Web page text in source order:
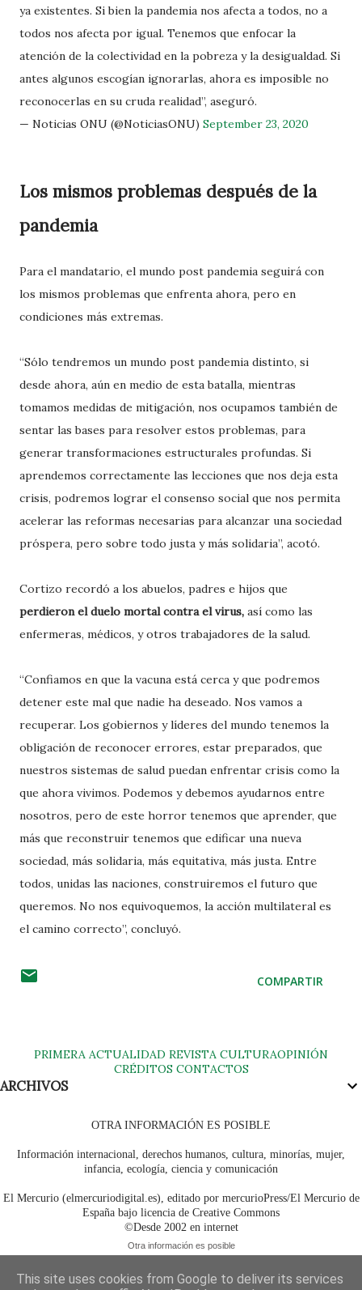
ya existentes. Si bien la pandemia nos afecta a todos, no a
todos nos afecta por igual. Tenemos que enfocar la
atención de la colectividad en la pobreza y la desigualdad. Si
antes algunos escogían ignorarlas, ahora es imposible no
reconocerlas en su cruda realidad”, aseguró.
— Noticias ONU (@NoticiasONU) September 23, 2020
Los mismos problemas después de la
pandemia
Para el mandatario, el mundo post pandemia seguirá con
los mismos problemas que enfrenta ahora, pero en
condiciones más extremas.
“Sólo tendremos un mundo post pandemia distinto, si
desde ahora, aún en medio de esta batalla, mientras
tomamos medidas de mitigación, nos ocupamos también de
sentar las bases para resolver estos problemas, para
generar transformaciones estructurales profundas. Si
aprendemos correctamente las lecciones que nos deja esta
crisis, podremos lograr el consenso social que nos permita
acelerar las reformas necesarias para alcanzar una sociedad
próspera, pero sobre todo justa y más solidaria”, acotó.
Cortizo recordó a los abuelos, padres e hijos que
perdieron el duelo mortal contra el virus, así como las
enfermeras, médicos, y otros trabajadores de la salud.
“Confiamos en que la vacuna está cerca y que podremos
detener este mal que nadie ha deseado. Nos vamos a
recuperar. Los gobiernos y líderes del mundo tenemos la
obligación de reconocer errores, estar preparados, que
nuestros sistemas de salud puedan enfrentar crisis como la
que ahora vivimos. Podemos y debemos ayudarnos entre
nosotros, pero de este horror tenemos que aprender, que
más que reconstruir tenemos que edificar una nueva
sociedad, más solidaria, más equitativa, más justa. Entre
todos, unidas las naciones, construiremos el futuro que
queremos. No nos equivoquemos, la acción multilateral es
el camino correcto”, concluyó.
COMPARTIR
PRIMERA ACTUALIDAD REVISTA CULTURAOPINIÓN
CRÉDITOSCONTACTOS
ARCHIVOS
OTRA INFORMACIÓN ES POSIBLE
Información internacional, derechos humanos, cultura, minorías, mujer,
infancia, ecología, ciencia y comunicación
El Mercurio (elmercuriodigital.es), editado por mercurioPress/El Mercurio de
España bajo licencia de Creative Commons
©Desde 2002 en internet
Otra información es posible
This site uses cookies from Google to deliver its services